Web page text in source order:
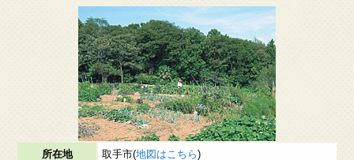
所在地 取手市(地図はこちら)